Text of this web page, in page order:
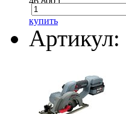
купить
Артикул: